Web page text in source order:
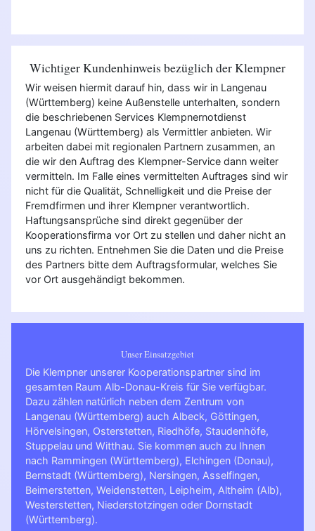
Wichtiger Kundenhinweis bezüglich der Klempner
Wir weisen hiermit darauf hin, dass wir in Langenau
(Württemberg) keine Außenstelle unterhalten, sondern
die beschriebenen Services Klempnernotdienst
Langenau (Württemberg) als Vermittler anbieten. Wir
arbeiten dabei mit regionalen Partnern zusammen, an
die wir den Auftrag des Klempner-Service dann weiter
vermitteln. Im Falle eines vermittelten Auftrages sind wir
nicht für die Qualität, Schnelligkeit und die Preise der
Fremdfirmen und ihrer Klempner verantwortlich.
Haftungsansprüche sind direkt gegenüber der
Kooperationsfirma vor Ort zu stellen und daher nicht an
uns zu richten. Entnehmen Sie die Daten und die Preise
des Partners bitte dem Auftragsformular, welches Sie
vor Ort ausgehändigt bekommen.
Unser Einsatzgebiet
Die Klempner unserer Kooperationspartner sind im
gesamten Raum Alb-Donau-Kreis für Sie verfügbar.
Dazu zählen natürlich neben dem Zentrum von
Langenau (Württemberg) auch Albeck, Göttingen,
Hörvelsingen, Osterstetten, Riedhöfe, Staudenhöfe,
Stuppelau und Witthau. Sie kommen auch zu Ihnen
nach Rammingen (Württemberg), Elchingen (Donau),
Bernstadt (Württemberg), Nersingen, Asselfingen,
Beimerstetten, Weidenstetten, Leipheim, Altheim (Alb),
Westerstetten, Niederstotzingen oder Dornstadt
(Württemberg).